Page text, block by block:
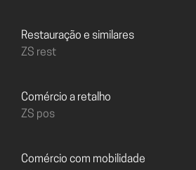
Restauração e similares
ZS rest
Comércio a retalho
ZS pos
Comércio com mobilidade